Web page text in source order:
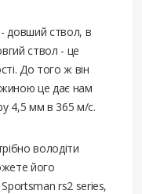
довший ствол, в
ствол - це
До того ж він
це дає нам
4,5 мм в 365 м/с.
володіти
його
rs2 series,